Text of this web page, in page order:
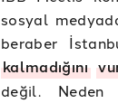
sosyal
beraber
kalmadığını
değil. Neden